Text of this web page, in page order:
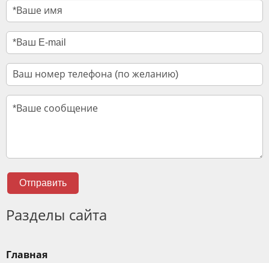
Отправить
Разделы сайта
Главная